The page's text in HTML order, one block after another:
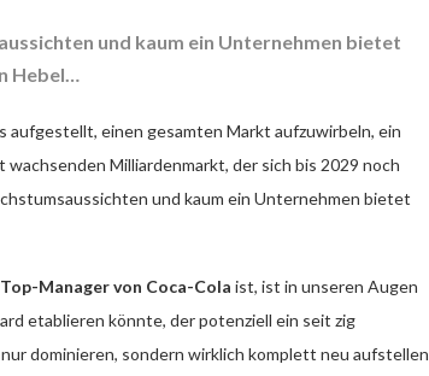
und kaum ein Unternehmen bietet
Hebel…
einen gesamten Markt aufzuwirbeln, ein
Milliardenmarkt, der sich bis 2029 noch
und kaum ein Unternehmen bietet
Manager von Coca-Cola ist, ist in unseren Augen
etablieren könnte, der potenziell ein seit zig
dominieren, sondern wirklich komplett neu aufstellen